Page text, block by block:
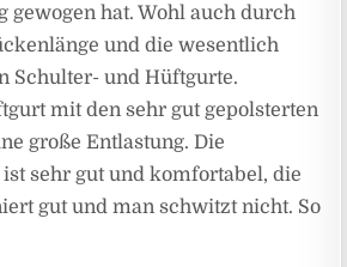
gewogen hat. Wohl auch durch
und die wesentlich
Schulter- und Hüftgurte.
mit den sehr gut gepolsterten
große Entlastung. Die
sehr gut und komfortabel, die
gut und man schwitzt nicht. So